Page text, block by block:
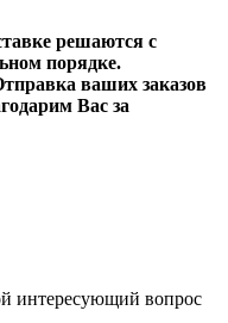
решаются с
порядке.
ваших заказов
Вас за
интересующий вопрос